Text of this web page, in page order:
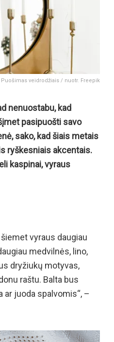
Puošimas veidrodžiais / nuotr. Freepik
nenuostabu, kad
pasipuošti savo
sako, kad šiais metais
ryškesniais akcentais.
kaspinai, vyraus
vyraus daugiau
medvilnės, lino,
dryžiukų motyvas,
raštu. Balta bus
ar juoda spalvomis“, –